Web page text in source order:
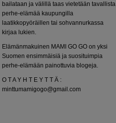
bailataan ja välillä taas vietetään tavallista
perhe-elämää kaupungilla
laatikkopyöräillen tai sohvannurkassa
kirjaa lukien.
Elämänmakuinen MAMI GO GO on yksi
Suomen ensimmäisiä ja suosituimpia
perhe-elämään painottuvia blogeja.
O T A Y H T E Y T T Ä :
minttumamigogo@gmail.com